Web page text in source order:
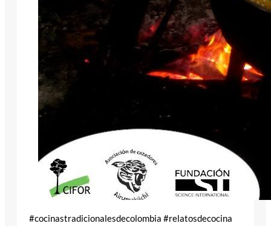
#cocinastradicionalesdecolombia #relatosdecocina